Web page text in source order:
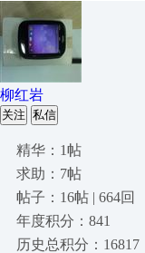
柳红岩
关注 私信
精华：1帖
求助：7帖
帖子：16帖 | 664回
年度积分：841
历史总积分：16817